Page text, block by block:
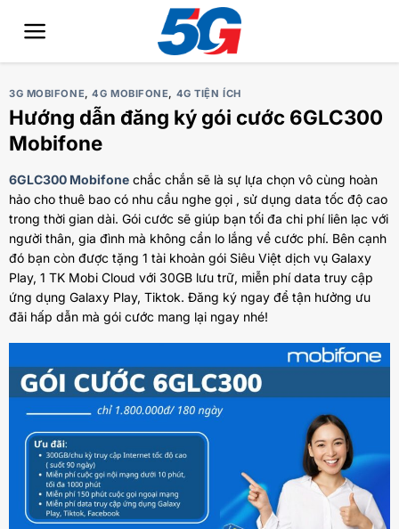
3G MOBIFONE,4G MOBIFONE, 4G TIỆN ÍCH
Hướng dẫn đăng ký gói cước 6GLC300
Mobifone
6GLC300 Mobifone chắc chắn sẽ là sự lựa chọn vô cùng hoàn
hảo cho thuê bao có nhu cầu nghe gọi , sử dụng data tốc độ cao
trong thời gian dài. Gói cước sẽ giúp bạn tối đa chi phí liên lạc với
người thân, gia đình mà không cần lo lắng về cước phí. Bên cạnh
đó bạn còn được tặng 1 tài khoản gói Siêu Việt dịch vụ Galaxy
Play, 1 TK Mobi Cloud với 30GB lưu trữ, miễn phí data truy cập
ứng dụng Galaxy Play, Tiktok. Đăng ký ngay để tận hưởng ưu
đãi hấp dẫn mà gói cước mang lại ngay nhé!